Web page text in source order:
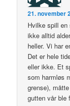
21. november
Hvilke spill
ikke alltid
heller. Vi har
Det er hele
eller ikke. Et
som harmløs
grense),
gutten vår ble